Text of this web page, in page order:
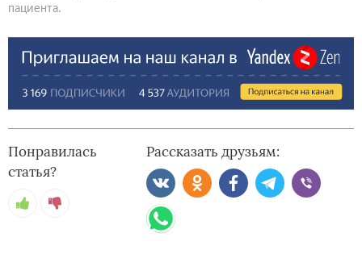
пациента.
Понравилась
статья?
Рассказать друзьям: